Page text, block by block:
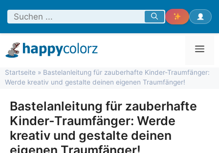
Inhalt
Startseite » Bastelanleitung für zauberhafte Kinder-Traumfänger:
Werde kreativ und gestalte deinen eigenen Traumfänger!
Bastelanleitung für zauberhafte
Kinder-Traumfänger: Werde
kreativ und gestalte deinen
eigenen Traumfänger!